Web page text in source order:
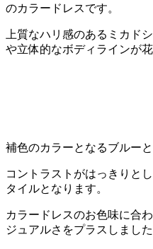
のカラードレスです。
上質なハリ感のあるミカド
や立体的なボディラインが
補色のカラーとなるブルー
コントラストがはっきりと
タイルとなります。
カラードレスのお色味に合
ジュアルさをプラスしました